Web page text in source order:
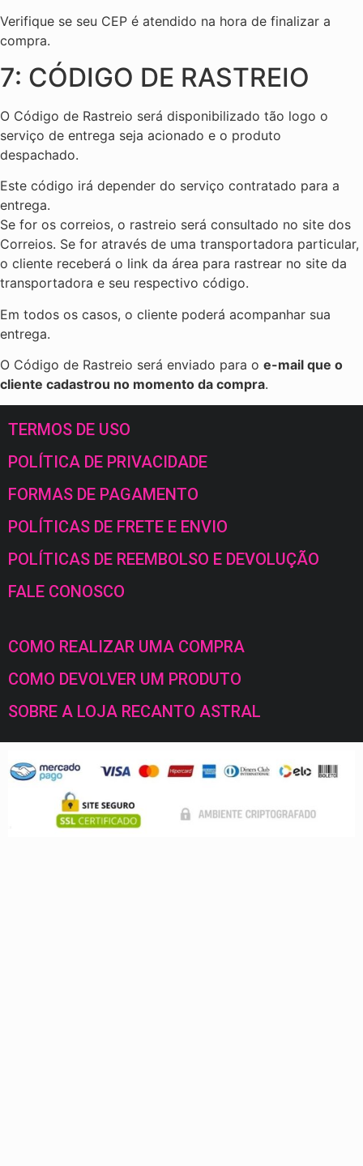
Verifique se seu CEP é atendido na hora de finalizar a
compra.
7: CÓDIGO DE RASTREIO
O Código de Rastreio será disponibilizado tão logo o
serviço de entrega seja acionado e o produto
despachado.
Este código irá depender do serviço contratado para a
entrega.
Se for os correios, o rastreio será consultado no site dos
Correios. Se for através de uma transportadora particular,
o cliente receberá o link da área para rastrear no site da
transportadora e seu respectivo código.
Em todos os casos, o cliente poderá acompanhar sua
entrega.
O Código de Rastreio será enviado para o e-mail que o
cliente cadastrou no momento da compra.
TERMOS DE USO
POLÍTICA DE PRIVACIDADE
FORMAS DE PAGAMENTO
POLÍTICAS DE FRETE E ENVIO
POLÍTICAS DE REEMBOLSO E DEVOLUÇÃO
FALE CONOSCO
COMO REALIZAR UMA COMPRA
COMO DEVOLVER UM PRODUTO
SOBRE A LOJA RECANTO ASTRAL